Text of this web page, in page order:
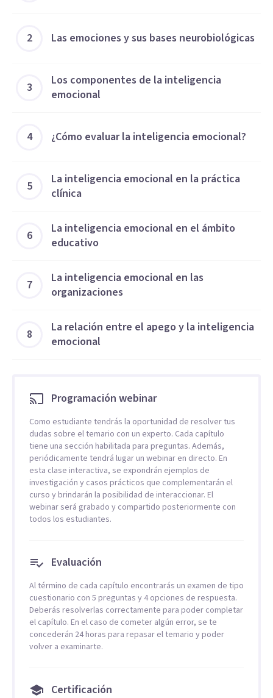
2 Las emociones y sus bases neurobiológicas
3
Los componentes de la inteligencia
emocional
4 ¿Cómo evaluar la inteligencia emocional?
5
La inteligencia emocional en la práctica
clínica
6
La inteligencia emocional en el ámbito
educativo
7
La inteligencia emocional en las
organizaciones
8
La relación entre el apego y la inteligencia
emocional
Programación webinar
Como estudiante tendrás la oportunidad de resolver tus
dudas sobre el temario con un experto. Cada capítulo
tiene una sección habilitada para preguntas. Además,
periódicamente tendrá lugar un webinar en directo. En
esta clase interactiva, se expondrán ejemplos de
investigación y casos prácticos que complementarán el
curso y brindarán la posibilidad de interaccionar. El
webinar será grabado y compartido posteriormente con
todos los estudiantes.
Evaluación
Al término de cada capítulo encontrarás un examen de tipo
cuestionario con 5 preguntas y 4 opciones de respuesta.
Deberás resolverlas correctamente para poder completar
el capítulo. En el caso de cometer algún error, se te
concederán 24 horas para repasar el temario y poder
volver a examinarte.
Certificación